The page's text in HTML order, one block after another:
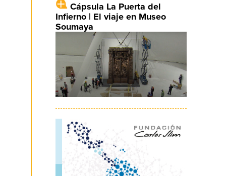
Cápsula La Puerta del
Infierno | El viaje en Museo
Soumaya